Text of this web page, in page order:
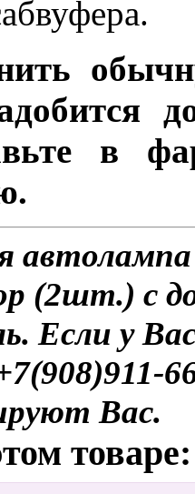
в
(2шт.) с
Если у
Вас.
товаре: